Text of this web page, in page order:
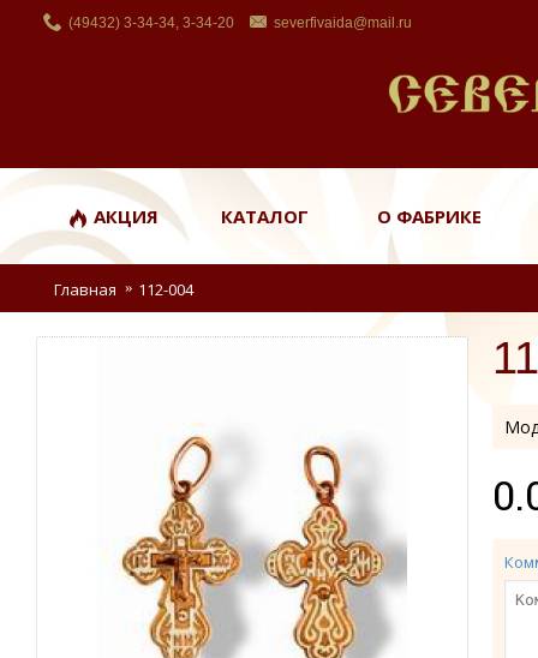
(49432) 3-34-34, 3-34-20 severfivaida@mail.ru
АКЦИЯ КАТАЛОГ О ФАБРИКЕ
Главная 112-004